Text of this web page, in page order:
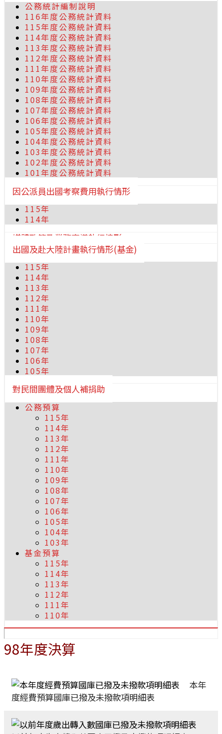
公務統計編制說明
116年度公務統計資料
115年度公務統計資料
114年度公務統計資料
113年度公務統計資料
112年度公務統計資料
111年度公務統計資料
110年度公務統計資料
109年度公務統計資料
108年度公務統計資料
107年度公務統計資料
106年度公務統計資料
105年度公務統計資料
104年度公務統計資料
103年度公務統計資料
102年度公務統計資料
101年度公務統計資料
因公派員出國考察費用執行情形
115年
114年
媒體政策及業務宣導執行情形
出國及赴大陸計畫執行情形(基金)
115年
114年
113年
112年
111年
110年
109年
108年
107年
106年
105年
對民間團體及個人補捐助
公務預算
115年
114年
113年
112年
111年
110年
109年
108年
107年
106年
105年
104年
103年
基金預算
115年
114年
113年
112年
111年
110年
98年度決算
本年
度經費預算國庫已撥及未撥款項明細表